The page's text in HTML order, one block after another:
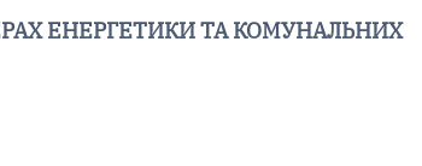
ЕНЕРГЕТИКИ ТА КОМУНАЛЬНИХ